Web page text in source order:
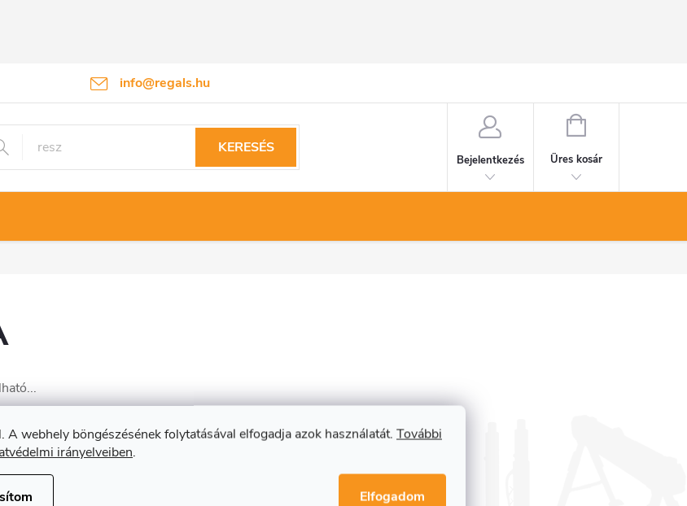
A webhely böngészésének folytatásával elfogadja azok használatát. További
irányelveiben.
Elfogadom
info@regals.hu
Termékvisszaküldés
KERESÉS
Bejelentkezés
KOSÁR
Üres kosár